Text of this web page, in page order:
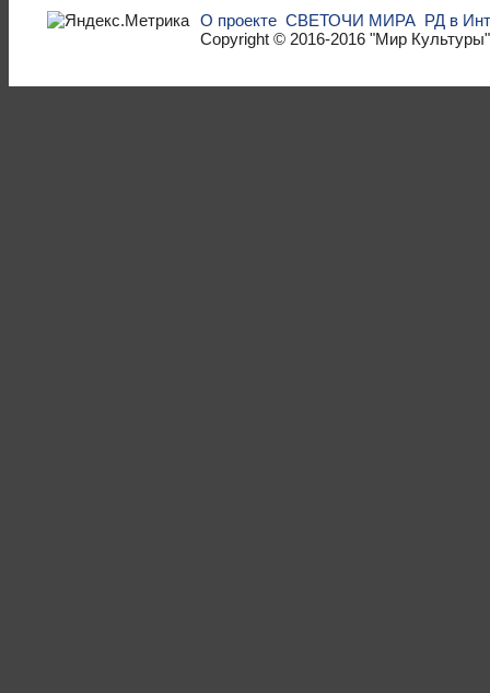
О проекте СВЕТОЧИ МИРА РД в
Copyright © 2016-2016 "Мир Культуры"